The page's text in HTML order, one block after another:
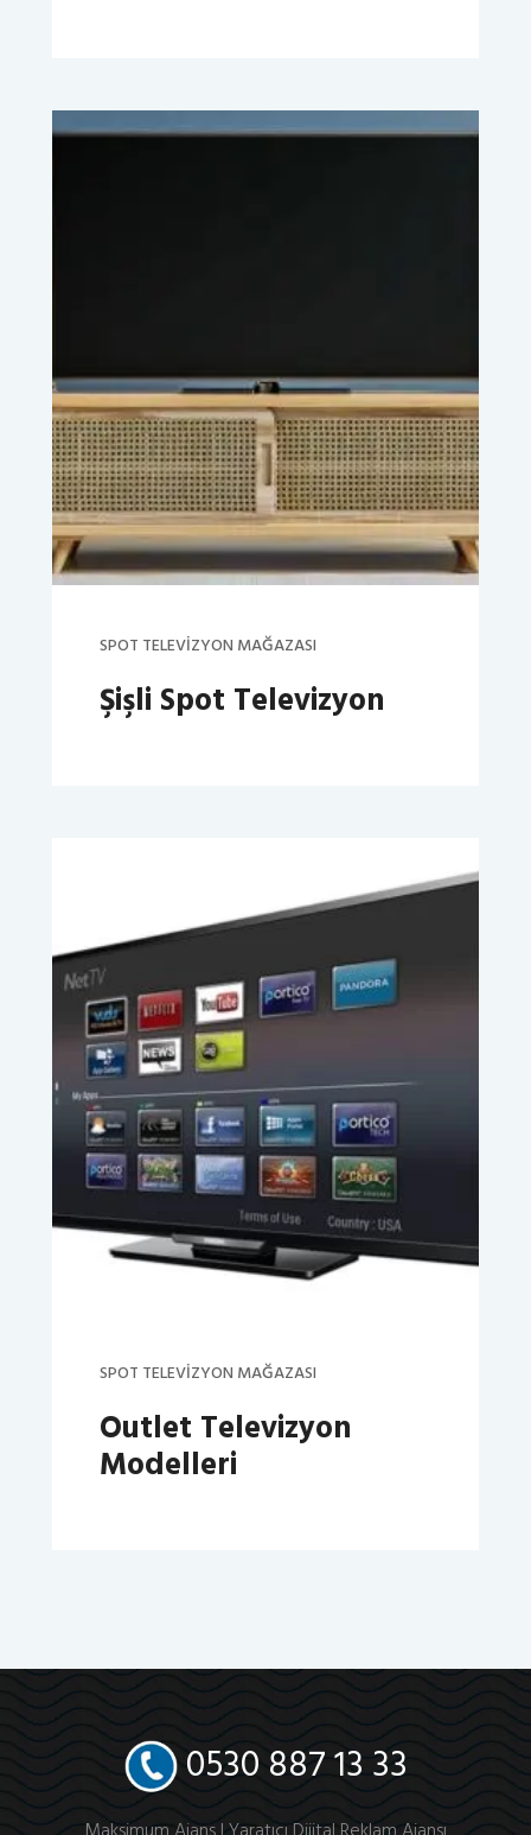
SPOT TELEVIZYON MAĞAZASI
Şişli Spot Televizyon
SPOT TELEVIZYON MAĞAZASI
Outlet Televizyon
Modelleri
0530 887 13 33